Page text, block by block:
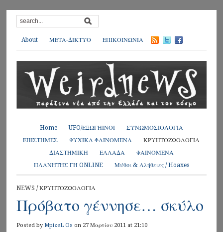
About ΜΕΤΑ-ΔΙΚΤΥΟ ΕΠΙΚΟΙΝΩΝΙΑ
Home UFO/ΕΞΩΓΗΙΝΟΙ
ΣΥΝΩΜΟΣΙΟΛΟΓΙΑ
ΕΠΙΣΤΗΜΕΣ
ΨΥΧΙΚΑ ΦΑΙΝΟΜΕΝΑ
ΚΡΥΠΤΟΖΩΟΛΟΓΙΑ
ΔΙΑΣΤΗΜΙΚΗ
ΕΛΛΑΔΑ
ΦΑΙΝΟΜΕΝΑ
ΠΛΑΝΗΤΗΣ ΓΗ ONLINE
Μύθοι & Αλήθειες / Hoaxes
NEWS /ΚΡΥΠΤΟΖΩΟΛΟΓΙΑ
Πρόβατο γέννησε… σκύλο
Posted by MpizeL Os on 27 Μαρτίου 2011 at 21:10